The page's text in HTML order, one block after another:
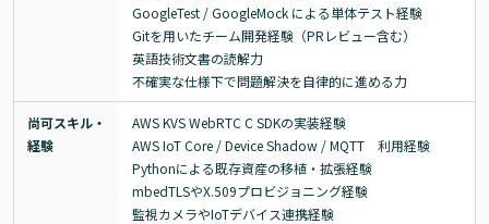
GoogleTest / GoogleMock による単体テスト経験
Gitを用いたチーム開発経験（PRレビュー含む）
英語技術文書の読解力
不確実な仕様下で問題解決を自律的に進める力
尚可スキル・
経験
AWS KVS WebRTC C SDKの実装経験
AWS IoT Core / Device Shadow / MQTT　利用経験
Pythonによる既存資産の移植・拡張経験
mbedTLSやX.509プロビジョニング経験
監視カメラやIoTデバイス連携経験